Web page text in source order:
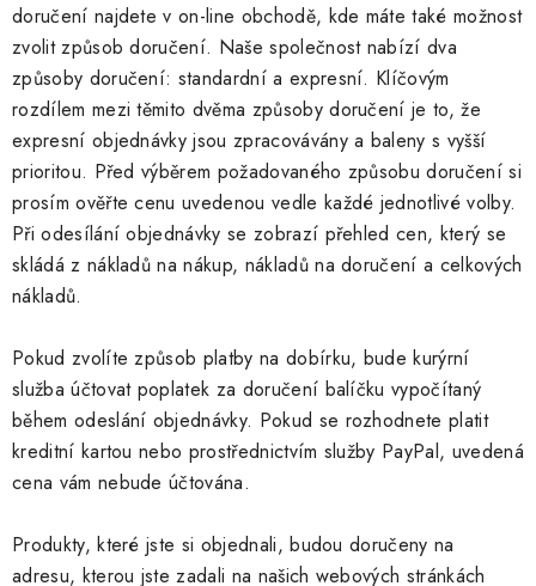
doručení najdete v on-line obchodě, kde máte také možnost
zvolit způsob doručení. Naše společnost nabízí dva
způsoby doručení: standardní a expresní. Klíčovým
rozdílem mezi těmito dvěma způsoby doručení je to, že
expresní objednávky jsou zpracovávány a baleny s vyšší
prioritou. Před výběrem požadovaného způsobu doručení si
prosím ověřte cenu uvedenou vedle každé jednotlivé volby.
Při odesílání objednávky se zobrazí přehled cen, který se
skládá z nákladů na nákup, nákladů na doručení a celkových
nákladů.
Pokud zvolíte způsob platby na dobírku, bude kurýrní
služba účtovat poplatek za doručení balíčku vypočítaný
během odeslání objednávky. Pokud se rozhodnete platit
kreditní kartou nebo prostřednictvím služby PayPal, uvedená
cena vám nebude účtována.
Produkty, které jste si objednali, budou doručeny na
adresu, kterou jste zadali na našich webových stránkách